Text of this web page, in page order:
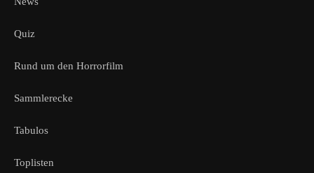
Quiz
Rund um den Horrorfilm
Sammlerecke
Tabulos
Toplisten